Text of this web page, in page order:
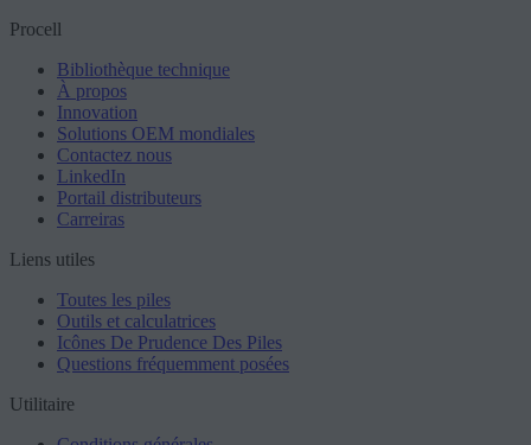
Procell
Bibliothèque technique
À propos
Innovation
Solutions OEM mondiales
Contactez nous
LinkedIn
Portail distributeurs
Carreiras
Liens utiles
Toutes les piles
Outils et calculatrices
Icônes De Prudence Des Piles
Questions fréquemment posées
Utilitaire